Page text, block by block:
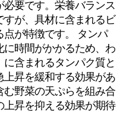
要です。栄養バランス
すが、具材に含まれるビ
点が特徴です。 タンパ
に時間がかかるため、わ
含まれるタンパク質と
昇を緩和する効果があ
む野菜の天ぷらを組み合
昇を抑える効果が期待